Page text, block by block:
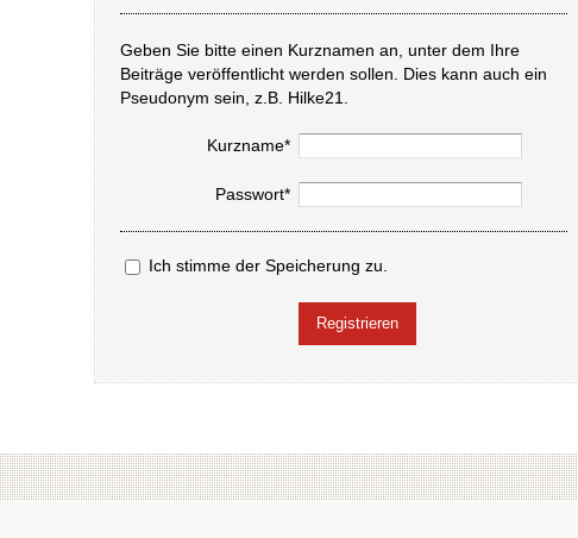
Geben Sie bitte einen Kurznamen an, unter dem Ihre
Beiträge veröffentlicht werden sollen. Dies kann auch ein
Pseudonym sein, z.B. Hilke21.
Kurzname*
Passwort*
Ich stimme der Speicherung zu.